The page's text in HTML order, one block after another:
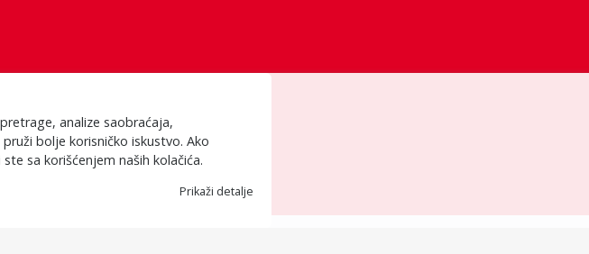
analize saobraćaja,
bolje korisničko iskustvo. Ako
sa korišćenjem naših kolačića.
Prikaži detalje